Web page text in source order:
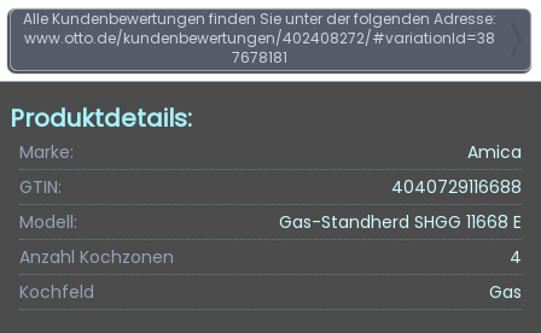
Alle Kundenbewertungen finden Sie unter der folgenden Adresse:
www.otto.de/kundenbewertungen/402408272/#variationId=38
7678181
Produktdetails:
Marke:
Amica
GTIN:
4040729116688
Modell:
Gas-Standherd SHGG 11668 E
Anzahl Kochzonen
4
Kochfeld
Gas